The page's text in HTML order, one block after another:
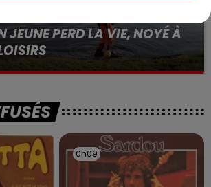
JEUNE PERD LA VIE, NOYÉ À
à pic
0h09
0h09